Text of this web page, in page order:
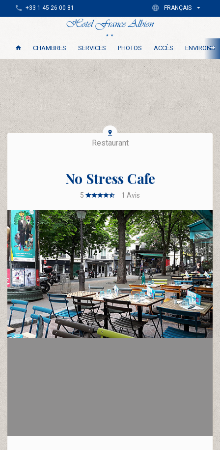
CHAMBRES SERVICES PHOTOS ACCÈS ENVIRONS
+33 1 45 26 00 81 FRANÇAIS
Restaurant
No Stress Cafe
5 1 Avis